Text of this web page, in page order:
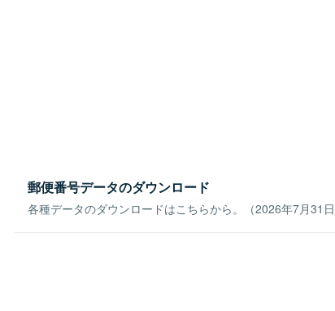
郵便番号データのダウンロード
各種データのダウンロードはこちらから。（2026年7月31日